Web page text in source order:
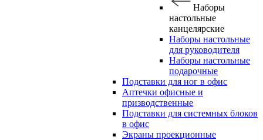
Наборы
настольные
канцелярские
Наборы настольные
для руководителя
Наборы настольные
подарочные
Подставки для ног в офис
Аптечки офисные и
призводственные
Подставки для системных блоков
в офис
Экраны проекционные